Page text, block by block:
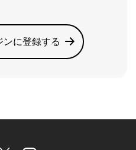
ンに登録する